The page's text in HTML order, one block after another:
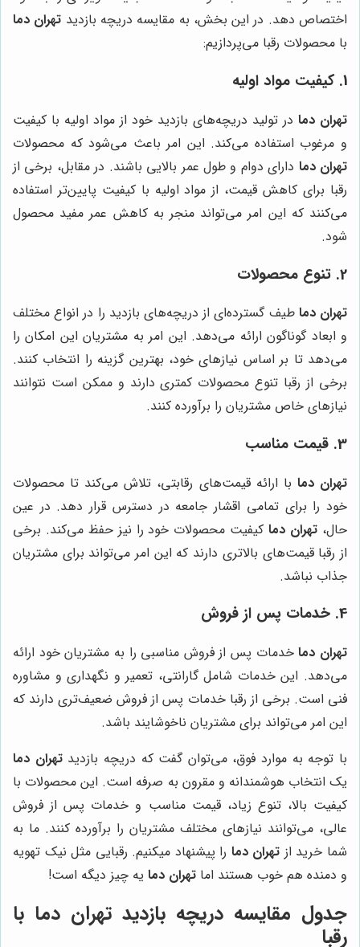
اختصاص دهد. در این بخش، به مقایسه دریچه بازدید تهران دما
با محصولات رقبا می‌پردازیم:
1. کیفیت مواد اولیه
تهران دما در تولید دریچه‌های بازدید خود از مواد اولیه با کیفیت
و مرغوب استفاده می‌کند. این امر باعث می‌شود که محصولات
تهران دما دارای دوام و طول عمر بالایی باشند. در مقابل، برخی از
رقبا برای کاهش قیمت، از مواد اولیه با کیفیت پایین‌تر استفاده
می‌کنند که این امر می‌تواند منجر به کاهش عمر مفید محصول
شود.
2. تنوع محصولات
تهران دما طیف گسترده‌ای از دریچه‌های بازدید را در انواع مختلف
و ابعاد گوناگون ارائه می‌دهد. این امر به مشتریان این امکان را
می‌دهد تا بر اساس نیازهای خود، بهترین گزینه را انتخاب کنند.
برخی از رقبا تنوع محصولات کمتری دارند و ممکن است نتوانند
نیازهای خاص مشتریان را برآورده کنند.
3. قیمت مناسب
تهران دما با ارائه قیمت‌های رقابتی، تلاش می‌کند تا محصولات
خود را برای تمامی اقشار جامعه در دسترس قرار دهد. در عین
حال، تهران دماکیفیت محصولات خود را نیز حفظ می‌کند. برخی
از رقبا قیمت‌های بالاتری دارند که این امر می‌تواند برای مشتریان
جذاب نباشد.
4. خدمات پس از فروش
تهران دماخدمات پس از فروش مناسبی را به مشتریان خود ارائه
می‌دهد. این خدمات شامل گارانتی، تعمیر و نگهداری و مشاوره
فنی است. برخی از رقبا خدمات پس از فروش ضعیف‌تری دارند که
این امر می‌تواند برای مشتریان ناخوشایند باشد.
با توجه به موارد فوق، می‌توان گفت که دریچه بازدیدتهران دما
یک انتخاب هوشمندانه و مقرون به صرفه است. این محصولات با
کیفیت بالا، تنوع زیاد، قیمت مناسب و خدمات پس از فروش
عالی، می‌توانند نیازهای مختلف مشتریان را برآورده کنند. ما به
شما خرید از تهران دما را پیشنهاد میکنیم. رقبایی مثل نیک تهویه
و دمنده هم خوب هستند اما تهران دما یه چیز دیگه است!
جدول مقایسه دریچه بازدید تهران دما با
رقبا